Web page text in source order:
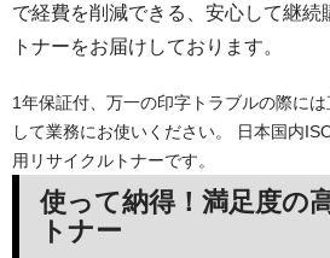
で経費を削減できる、安心して継続
トナーをお届けしております。
1年保証付、万一の印字トラブルの際に
して業務にお使いください。 日本国内
用リサイクルトナーです。
使って納得！満足度の
トナー